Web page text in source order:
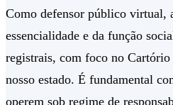
Como defensor público virtual,
essencialidade e da função
registrais, com foco no
nosso estado. É fundamental
operem sob regime de